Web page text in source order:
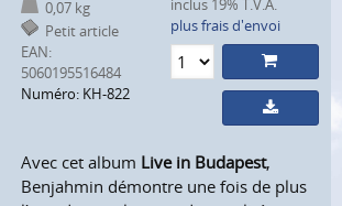
0,07 kg
Petit article
EAN:
5060195516484
Numéro: KH-822
inclus 19% T.V.A.
plus frais d'envoi
Avec cet album Live in Budapest,
Benjahmin démontre une fois de plus